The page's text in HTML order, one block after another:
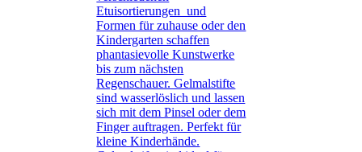
Etuisortierungen und
Formen für zuhause oder den
Kindergarten schaffen
phantasievolle Kunstwerke
bis zum nächsten
Regenschauer. Gelmalstifte
sind wasserlöslich und lassen
sich mit dem Pinsel oder dem
Finger auftragen. Perfekt für
kleine Kinderhände.